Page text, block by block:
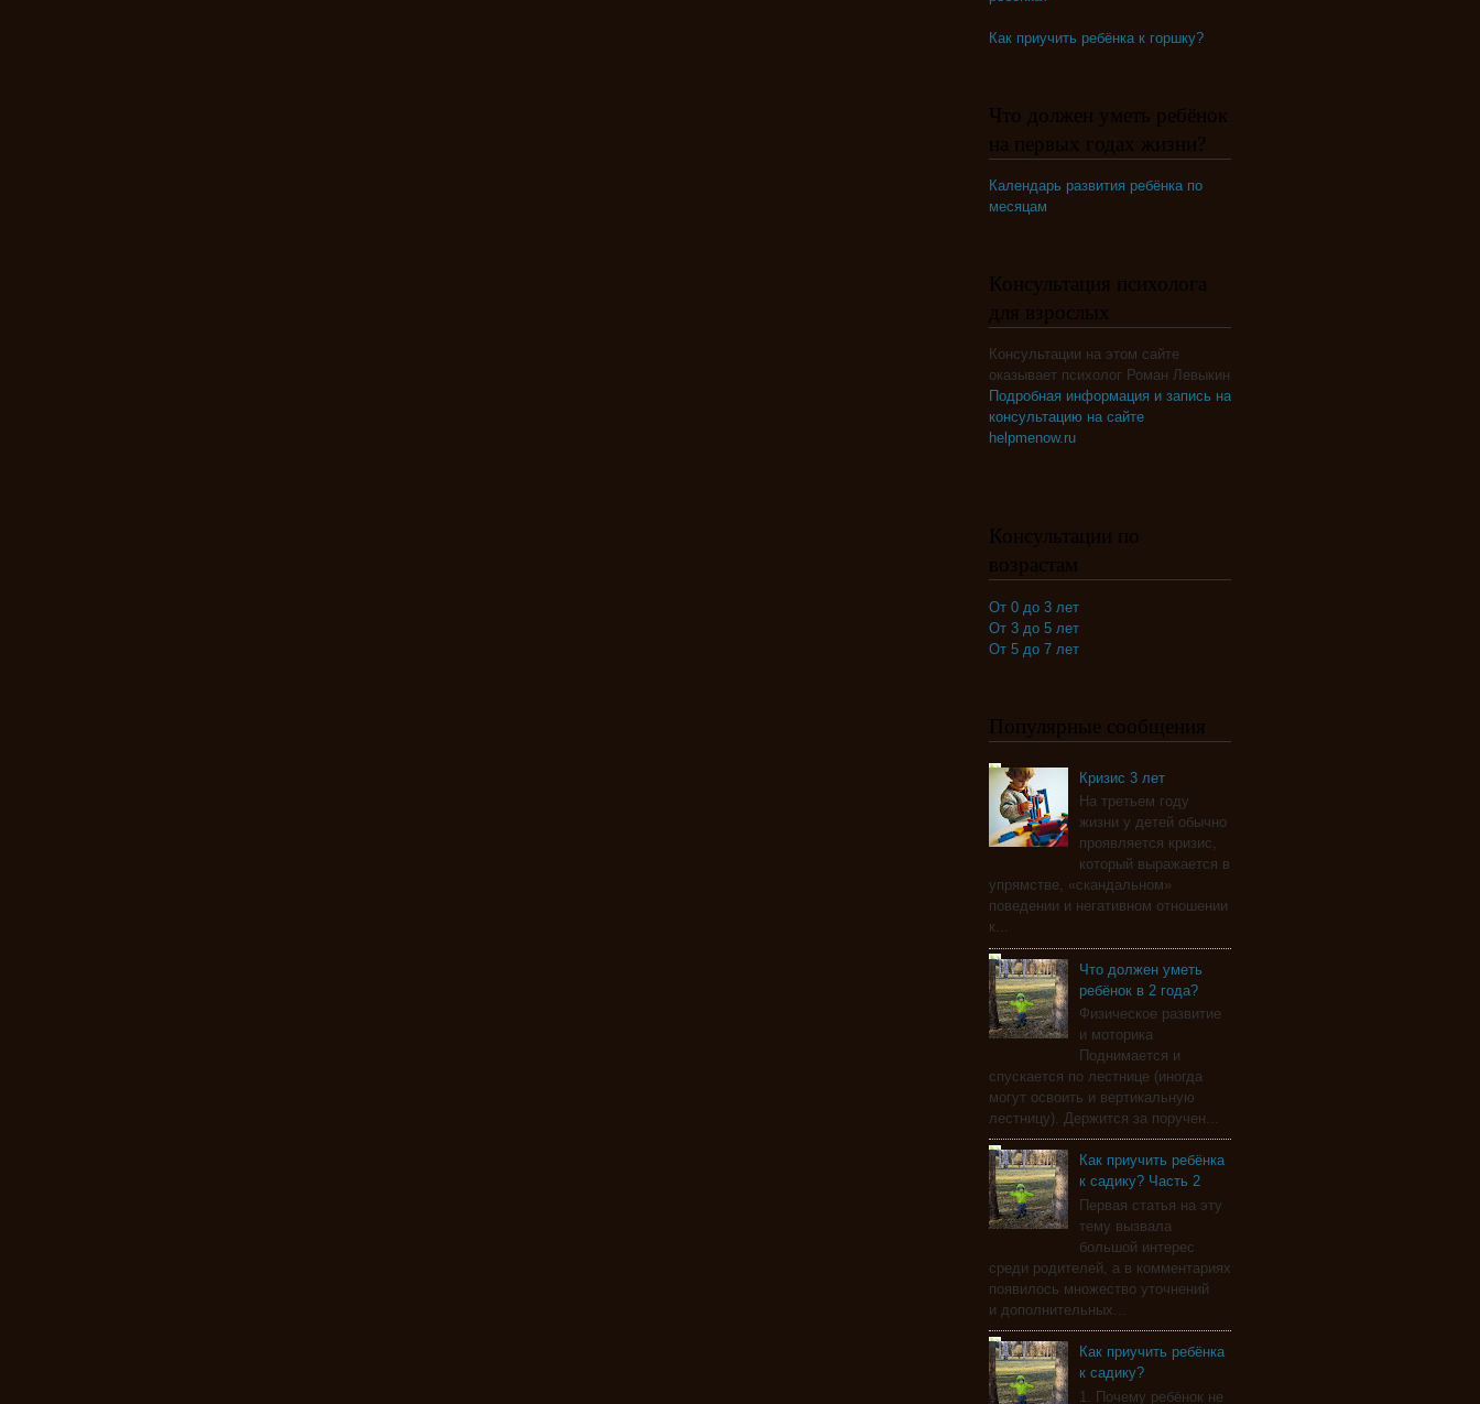
Как приучить ребёнка к горшку?
Что должен уметь ребёнок
на первых годах жизни?
Календарь развития ребёнка по
месяцам
Консультация психолога
для взрослых
Консультации на этом сайте
оказывает психолог Роман Левыкин
Подробная информация и запись на
консультацию на сайте
helpmenow.ru
Консультации по
возрастам
От 0 до 3 лет
От 3 до 5 лет
От 5 до 7 лет
Популярные сообщения
Кризис 3 лет
На третьем году
жизни у детей обычно
проявляется кризис,
который выражается в
упрямстве, «скандальном»
поведении и негативном отношении
к...
Что должен уметь
ребёнок в 2 года?
Физическое развитие
и моторика
Поднимается и
спускается по лестнице (иногда
могут освоить и вертикальную
лестницу). Держится за поручен...
Как приучить ребёнка
к садику? Часть 2
Первая статья на эту
тему вызвала
большой интерес
среди родителей, а в комментариях
появилось множество уточнений
и дополнительных...
Как приучить ребёнка
к садику?
1. Почему ребёнок не